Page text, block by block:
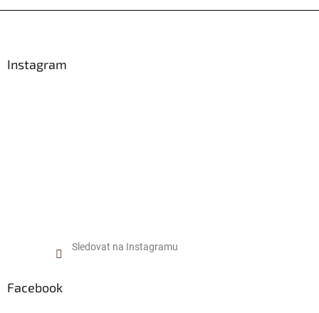
Instagram
Sledovat na Instagramu
Facebook